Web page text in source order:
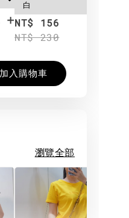
+NT$ 156
NT$ 230
加入購物車
瀏覽全部